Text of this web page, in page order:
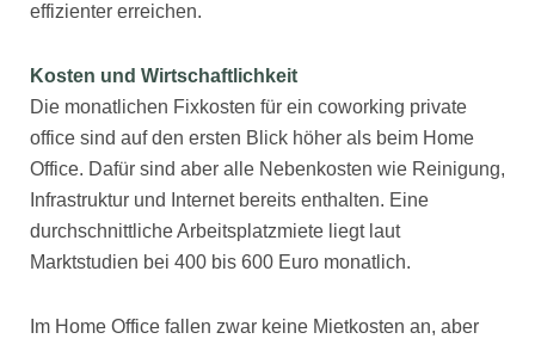
effizienter erreichen.
Kosten und Wirtschaftlichkeit
Die monatlichen Fixkosten für ein coworking private
office sind auf den ersten Blick höher als beim Home
Office. Dafür sind aber alle Nebenkosten wie Reinigung,
Infrastruktur und Internet bereits enthalten. Eine
durchschnittliche Arbeitsplatzmiete liegt laut
Marktstudien bei 400 bis 600 Euro monatlich.
Im Home Office fallen zwar keine Mietkosten an, aber